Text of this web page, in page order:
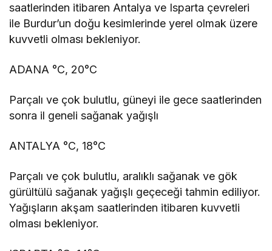
saatlerinden itibaren Antalya ve Isparta çevreleri
ile Burdur’un doğu kesimlerinde yerel olmak üzere
kuvvetli olması bekleniyor.
ADANA °C, 20°C
Parçalı ve çok bulutlu, güneyi ile gece saatlerinden
sonra il geneli sağanak yağışlı
ANTALYA °C, 18°C
Parçalı ve çok bulutlu, aralıklı sağanak ve gök
gürültülü sağanak yağışlı geçeceği tahmin ediliyor.
Yağışların akşam saatlerinden itibaren kuvvetli
olması bekleniyor.